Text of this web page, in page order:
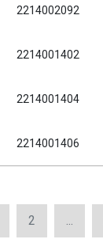
2214002092
2214001402
2214001404
2214001406
2 ...